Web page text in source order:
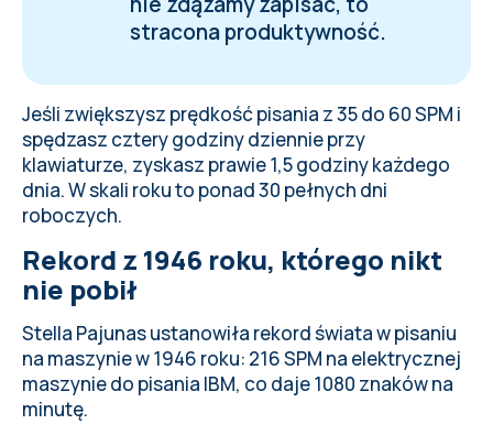
stracona produktywność.
Jeśli zwiększysz prędkość pisania z 35 do 60 SPM i
spędzasz cztery godziny dziennie przy
klawiaturze, zyskasz prawie 1,5 godziny każdego
dnia. W skali roku to ponad 30 pełnych dni
roboczych.
Rekord z 1946 roku, którego nikt
nie pobił
Stella Pajunas ustanowiła rekord świata w pisaniu
na maszynie w 1946 roku: 216 SPM na elektrycznej
maszynie do pisania IBM, co daje 1080 znaków na
minutę.